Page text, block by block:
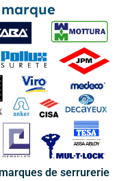
de serrurerie